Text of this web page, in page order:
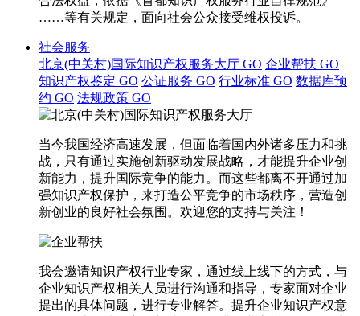
……等有关规定，面向社会公众接受维权投诉。
社会服务
北京(中关村)国际知识产权服务大厅 GO 企业帮扶 GO
知识产权鉴定 GO 公证服务 GO 行业标准 GO 数据库预
约 GO 法规政策 GO
当今我国经济高速发展，但面临着国内外诸多压力和挑
战，只有通过实施创新驱动发展战略，才能提升企业创
新能力，提升国际竞争的能力。而这些都离不开通过加
强知识产权保护，来打造公平竞争的市场秩序，营造创
新创业的良好社会氛围。欢迎您的支持与关注！
我会邀请知识产权行业专家，通过线上线下的方式，与
企业知识产权相关人员进行沟通和指导，专家面对企业
提出的具体问题，进行专业解答。提升企业知识产权意